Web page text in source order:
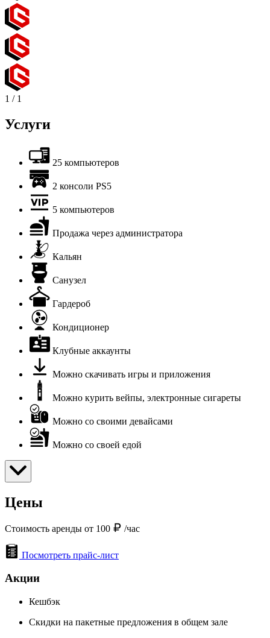
1 / 1
Услуги
25 компьютеров
2 консоли PS5
5 компьютеров
Продажа через администратора
Кальян
Санузел
Гардероб
Кондиционер
Клубные аккаунты
Можно скачивать игры и приложения
Можно курить вейпы, электронные сигареты
Можно со своими девайсами
Можно со своей едой
Цены
Стоимость аренды от 100 /час
Посмотреть прайс-лист
Акции
Кешбэк
Скидки на пакетные предложения в общем зале